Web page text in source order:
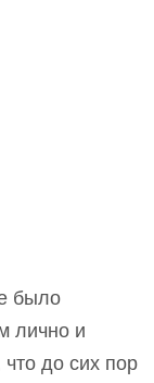
было
лично и
до сих пор